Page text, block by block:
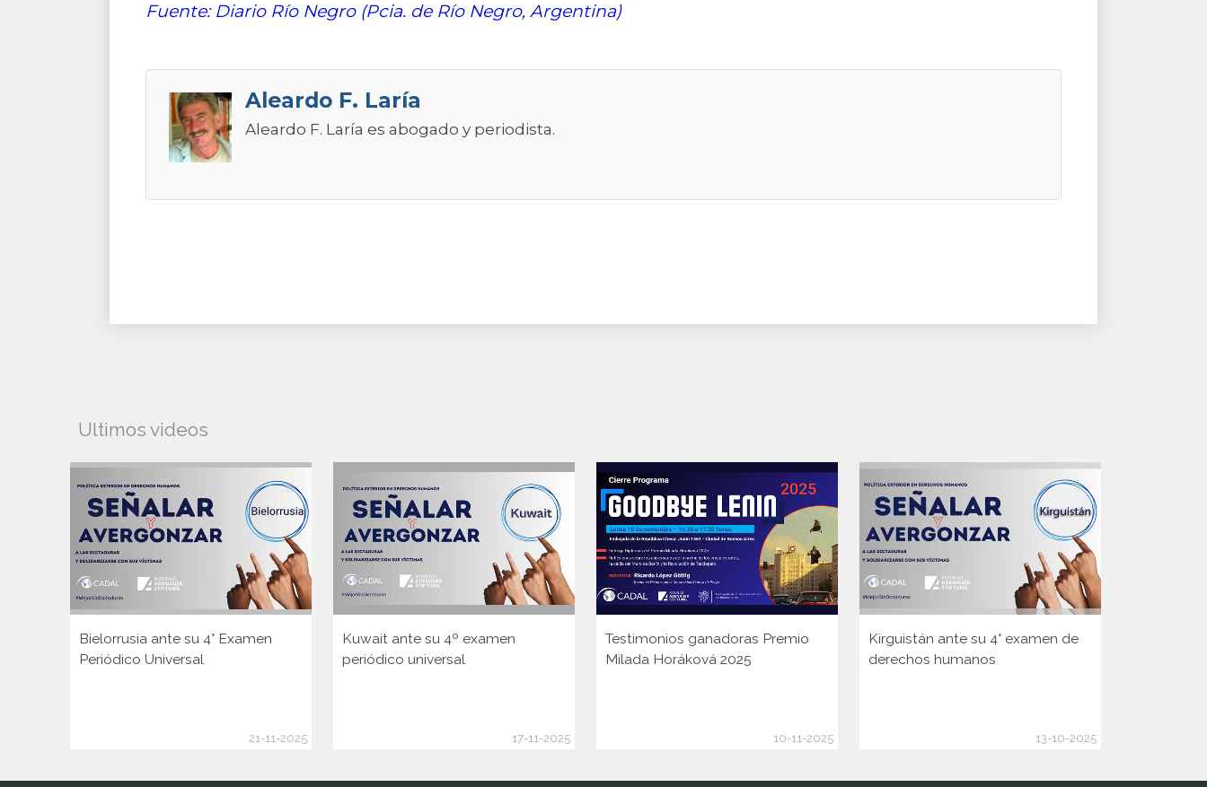
Fuente: Diario Río Negro (Pcia. de Río Negro, Argentina)
Aleardo F. Laría
Aleardo F. Laría es abogado y periodista.
Ultimos videos
Bielorrusia ante su 4° Examen
Periódico Universal
21-11-2025
Kuwait ante su 4º examen
periódico universal
17-11-2025
Testimonios ganadoras Premio
Milada Horáková 2025
10-11-2025
Kirguistán ante su 4° examen de
derechos humanos
13-10-2025